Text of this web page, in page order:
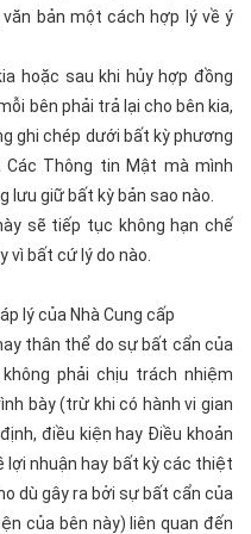
bản một cách hợp lý về ý
hoặc sau khi hủy hợp đồng
bên phải trả lại cho bên kia,
ghi chép dưới bất kỳ phương
Thông tin Mật mà mình
lưu giữ bất kỳ bản sao nào.
sẽ tiếp tục không hạn chế
vì bất cứ lý do nào.
lý của Nhà Cung cấp
thân thể do sự bất cẩn của
phải chịu trách nhiệm
bày (trừ khi có hành vi gian
điều kiện hay Điều khoản
lợi nhuận hay bất kỳ các thiệt
dù gây ra bởi sự bất cẩn của
của bên này) liên quan đến